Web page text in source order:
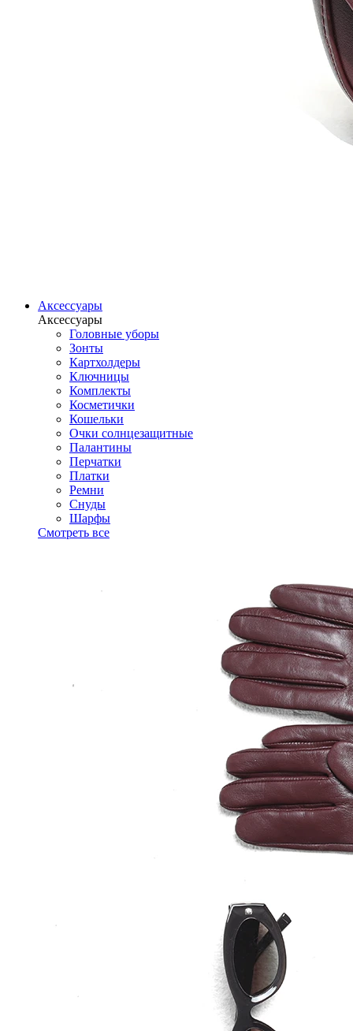
Аксессуары
Аксессуары
Головные уборы
Зонты
Картхолдеры
Ключницы
Комплекты
Косметички
Кошельки
Очки солнцезащитные
Палантины
Перчатки
Платки
Ремни
Снуды
Шарфы
Смотреть все